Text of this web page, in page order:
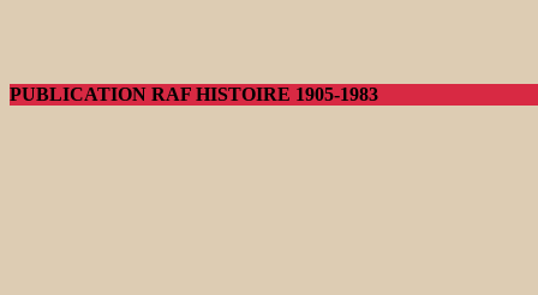
PUBLICATION RAF HISTOIRE 1905-1983